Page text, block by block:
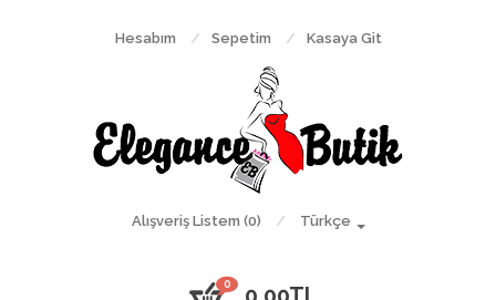
Hesabım Sepetim Kasaya Git
Alışveriş Listem (0) Türkçe
0